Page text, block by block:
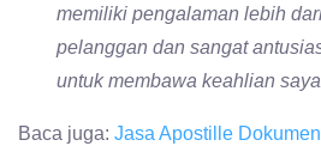
memiliki pengalaman lebih
pelanggan dan sangat
untuk membawa keahlian
Baca juga: Jasa Apostille